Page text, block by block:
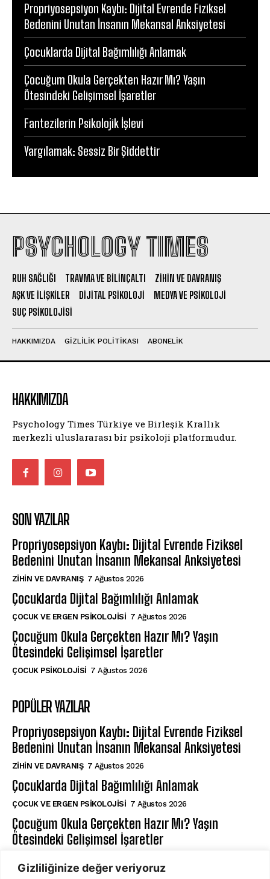
Gizliliğinize değer veriyoruz
Propriyosepsiyon Kaybı: Dijital Evrende Fiziksel
Bedenini Unutan İnsanın Mekansal Anksiyetesi
Çocuklarda Dijital Bağımlılığı Anlamak
Çocuğum Okula Gerçekten Hazır Mı? Yaşın
Ötesindeki Gelişimsel İşaretler
Fantezilerin Psikolojik İşlevi
Yargılamak: Sessiz Bir Şiddettir
PSYCHOLOGY TIMES
RUH SAĞLIĞI TRAVMA VE BILINÇALTI
ZIHIN VE DAVRANIŞ
AŞK VE İLIŞKILER
DIJITAL PSIKOLOJI
MEDYA VE PSIKOLOJI
SUÇ PSIKOLOJISI
HAKKIMIZDA GIZLILIK POLITIKASI ABONELIK
HAKKIMIZDA
Psychology Times Türkiye ve Birleşik Krallık
merkezli uluslararası bir psikoloji platformudur.
SON YAZILAR
Propriyosepsiyon Kaybı: Dijital Evrende Fiziksel
Bedenini Unutan İnsanın Mekansal Anksiyetesi
⁠ZIHIN VE DAVRANIŞ 7 Ağustos 2026
Çocuklarda Dijital Bağımlılığı Anlamak
ÇOCUK VE ERGEN PSIKOLOJISI 7 Ağustos 2026
Çocuğum Okula Gerçekten Hazır Mı? Yaşın
Ötesindeki Gelişimsel İşaretler
ÇOCUK PSIKOLOJISI 7 Ağustos 2026
POPÜLER YAZILAR
Propriyosepsiyon Kaybı: Dijital Evrende Fiziksel
Bedenini Unutan İnsanın Mekansal Anksiyetesi
⁠ZIHIN VE DAVRANIŞ 7 Ağustos 2026
Çocuklarda Dijital Bağımlılığı Anlamak
ÇOCUK VE ERGEN PSIKOLOJISI 7 Ağustos 2026
Çocuğum Okula Gerçekten Hazır Mı? Yaşın
Ötesindeki Gelişimsel İşaretler